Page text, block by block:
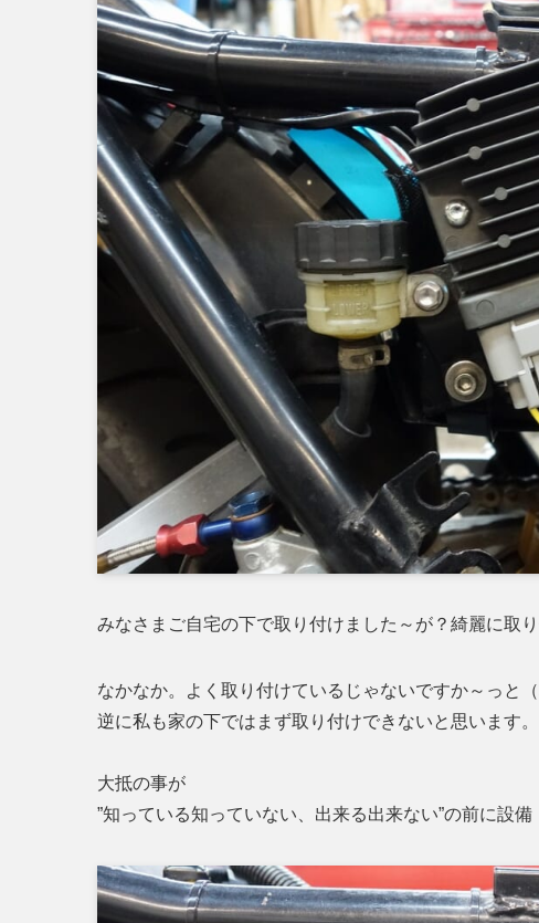
みなさまご自宅の下で取り付けました～が？綺麗に取
なかなか。よく取り付けているじゃないですか～っと（
逆に私も家の下ではまず取り付けできないと思います。
大抵の事が
”知っている知っていない、出来る出来ない”の前に設